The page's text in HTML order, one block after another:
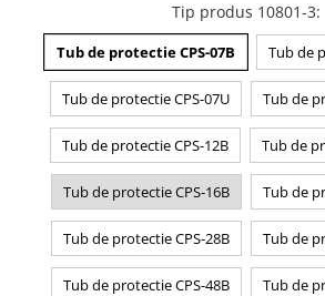
Tip produs 10801-3:
Tub de protectie CPS-07B Tub de
Tub de protectie CPS-07U Tub de
Tub de protectie CPS-12B Tub de
Tub de protectie CPS-16B Tub de
Tub de protectie CPS-28B Tub de
Tub de protectie CPS-48B Tub de